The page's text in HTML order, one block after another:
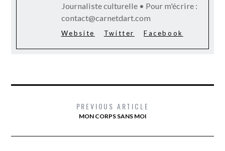
Journaliste culturelle • Pour m'écrire :
contact@carnetdart.com
Website Twitter Facebook
PREVIOUS ARTICLE
MON CORPS SANS MOI